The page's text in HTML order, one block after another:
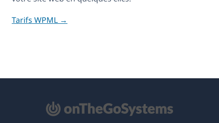
Tarifs WPML →